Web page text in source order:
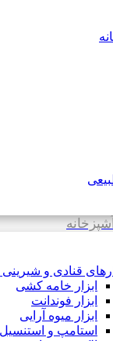
قنادی و
ابزار خامه کشی
ابزار فوندانت
ابزار میوه آرایی
استامپ و استنسیل